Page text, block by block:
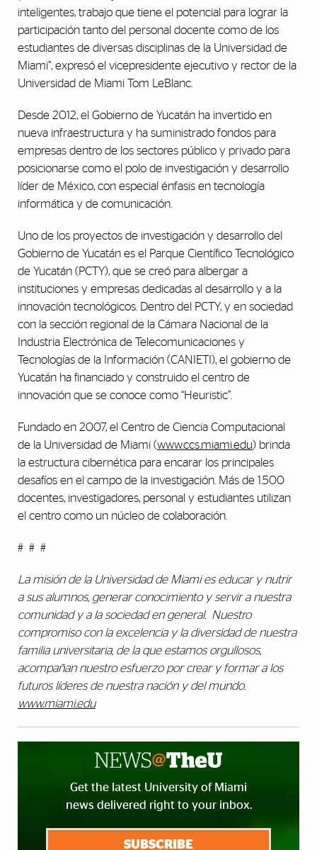
inteligentes, trabajo que tiene el potencial para lograr la
participación tanto del personal docente como de los
estudiantes de diversas disciplinas de la Universidad de
Miami”, expresó el vicepresidente ejecutivo y rector de la
Universidad de Miami Tom LeBlanc.
Desde 2012, el Gobierno de Yucatán ha invertido en
nueva infraestructura y ha suministrado fondos para
empresas dentro de los sectores público y privado para
posicionarse como el polo de investigación y desarrollo
líder de México, con especial énfasis en tecnología
informática y de comunicación.
Uno de los proyectos de investigación y desarrollo del
Gobierno de Yucatán es el Parque Científico Tecnológico
de Yucatán (PCTY), que se creó para albergar a
instituciones y empresas dedicadas al desarrollo y a la
innovación tecnológicos. Dentro del PCTY, y en sociedad
con la sección regional de la Cámara Nacional de la
Industria Electrónica de Telecomunicaciones y
Tecnologías de la Información (CANIETI), el gobierno de
Yucatán ha financiado y construido el centro de
innovación que se conoce como “Heuristic”.
Fundado en 2007, el Centro de Ciencia Computacional
de la Universidad de Miami (www.ccs.miami.edu) brinda
la estructura cibernética para encarar los principales
desafíos en el campo de la investigación. Más de 1.500
docentes, investigadores, personal y estudiantes utilizan
el centro como un núcleo de colaboración.
# # #
La misión de la Universidad de Miami es educar y nutrir
a sus alumnos, generar conocimiento y servir a nuestra
comunidad y a la sociedad en general. Nuestro
compromiso con la excelencia y la diversidad de nuestra
familia universitaria, de la que estamos orgullosos,
acompañan nuestro esfuerzo por crear y formar a los
futuros líderes de nuestra nación y del mundo.
www.miami.edu
Get the latest University of Miami
news delivered right to your inbox.
SUBSCRIBE